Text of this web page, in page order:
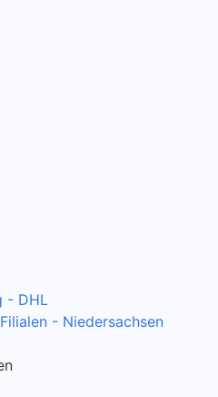
- DHL
Filialen - Niedersachsen